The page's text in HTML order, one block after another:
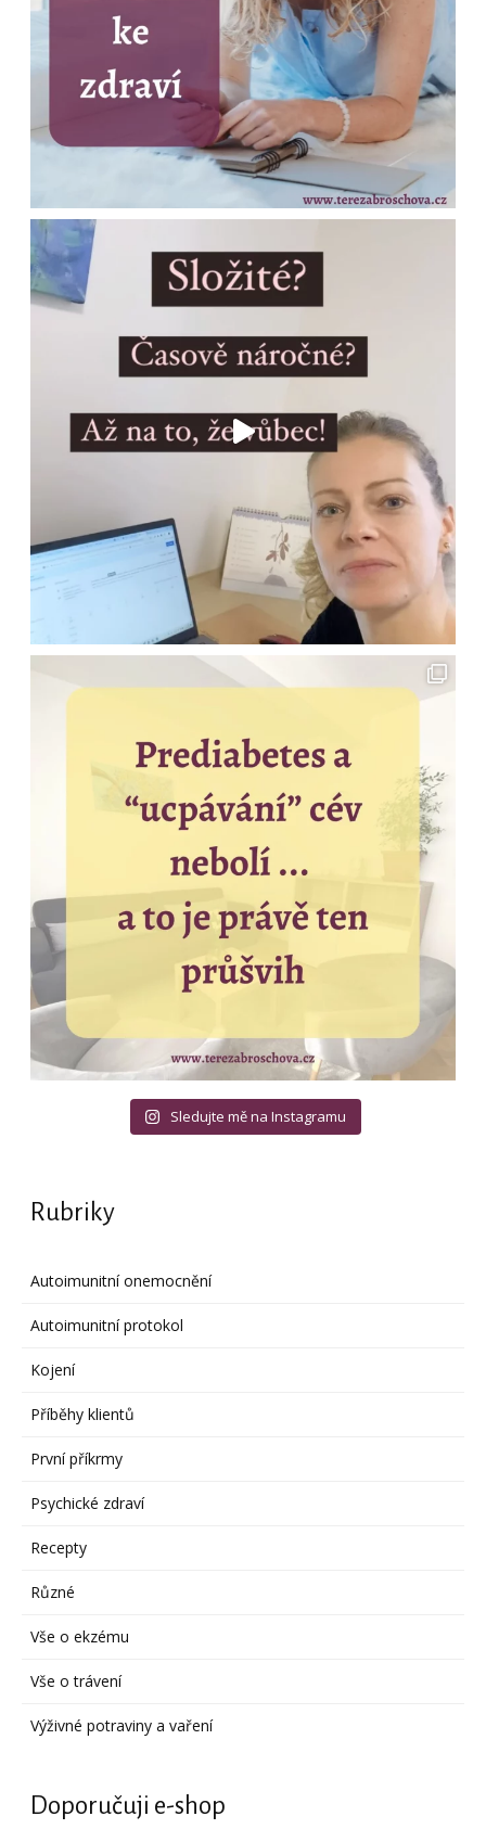
Sledujte mě na Instagramu
Rubriky
Autoimunitní onemocnění
Autoimunitní protokol
Kojení
Příběhy klientů
První příkrmy
Psychické zdraví
Recepty
Různé
Vše o ekzému
Vše o trávení
Výživné potraviny a vaření
Doporučuji e-shop